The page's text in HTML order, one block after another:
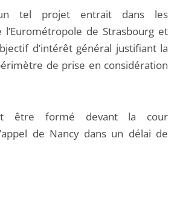
tel projet entrait dans les
l’Eurométropole de Strasbourg et
d’intérêt général justifiant la
de prise en considération
être formé devant la cour
de Nancy dans un délai de